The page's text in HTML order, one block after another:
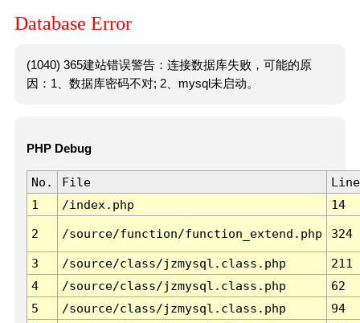
Database Error
(1040) 365建站错误警告：连接数据库失败，可能的原
因：1、数据库密码不对; 2、mysql未启动。
PHP Debug
No. File
Line
1
/index.php 14
2 /source/function/function_extend.php 324
3 /source/class/jzmysql.class.php
211
4
/source/class/jzmysql.class.php
62
5
/source/class/jzmysql.class.php
94